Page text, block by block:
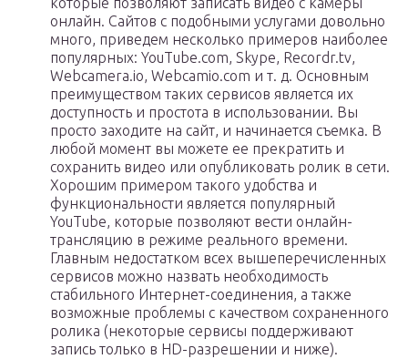
онлайн. Сайтов с подобными услугами довольно
много, приведем несколько примеров наиболее
популярных: YouTube.com, Skype, Recordr.tv,
Webcamera.io, Webcamio.com и т. д. Основным
преимуществом таких сервисов является их
доступность и простота в использовании. Вы
просто заходите на сайт, и начинается съемка. В
любой момент вы можете ее прекратить и
сохранить видео или опубликовать ролик в сети.
Хорошим примером такого удобства и
функциональности является популярный
YouTube, которые позволяют вести онлайн-
трансляцию в режиме реального времени.
Главным недостатком всех вышеперечисленных
сервисов можно назвать необходимость
стабильного Интернет-соединения, а также
возможные проблемы с качеством сохраненного
ролика (некоторые сервисы поддерживают
запись только в HD-разрешении и ниже).